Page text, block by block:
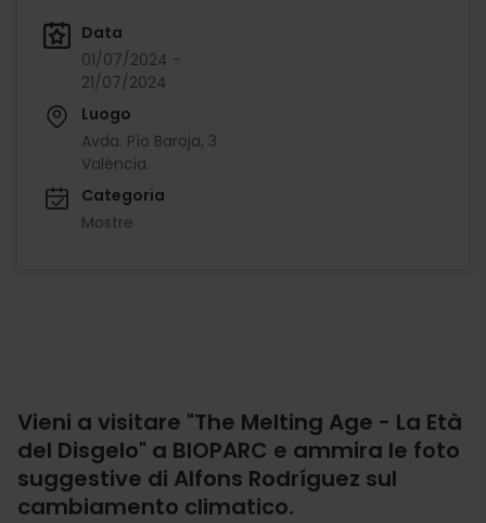
Data
01/07/2024 -
21/07/2024
Luogo
Avda. Pío Baroja, 3
València.
Categoria
Mostre
Vieni a visitare "The Melting Age - La Età
del Disgelo" a BIOPARC e ammira le foto
suggestive di Alfons Rodríguez sul
cambiamento climatico.